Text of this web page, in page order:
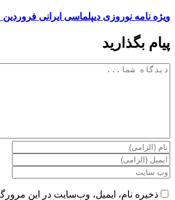
ویژه نامه نوروزی دیپلماسی ایرانی فروردین ۱۳۹۰
پیام بگذارید
دیدگاه
ذخیره نام، ایمیل، وب‌سایت در این